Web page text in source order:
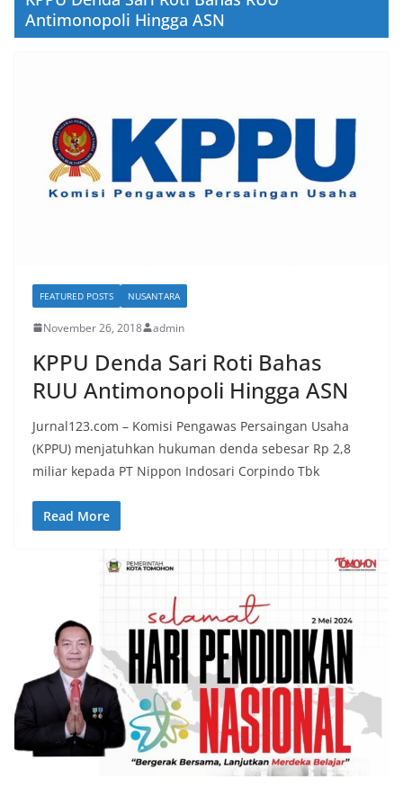
Antimonopoli Hingga ASN
FEATURED POSTS NUSANTARA
November 26, 2018 admin
KPPU Denda Sari Roti Bahas
RUU Antimonopoli Hingga ASN
Jurnal123.com – Komisi Pengawas Persaingan Usaha
(KPPU) menjatuhkan hukuman denda sebesar Rp 2,8
miliar kepada PT Nippon Indosari Corpindo Tbk
Read More